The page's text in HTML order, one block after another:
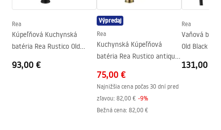
úpravy
Electroplating
Priemer pripojenia
3/8 palca
Záruka
5 rokov
Bezpečnostné informácie
Safety_Information_Faucets.pdf
Rea
Kúpeľňová Kuchynská
batéria Rea Rustico Old
93,00 €
Výpredaj
Rea
Kuchynská Kúpeľňová
batéria Rea Rustico antique
75,00 €
Najnižšia cena počas 30 dní pred
zľavou: 82,00 € -9%
Bežná cena: 82,00 €
Rea
Vaňová
Old Black
131,00 €